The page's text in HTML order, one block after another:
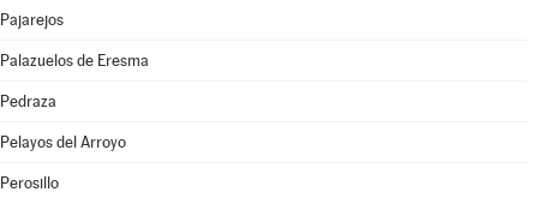
Pajarejos
Palazuelos de Eresma
Pedraza
Pelayos del Arroyo
Perosillo